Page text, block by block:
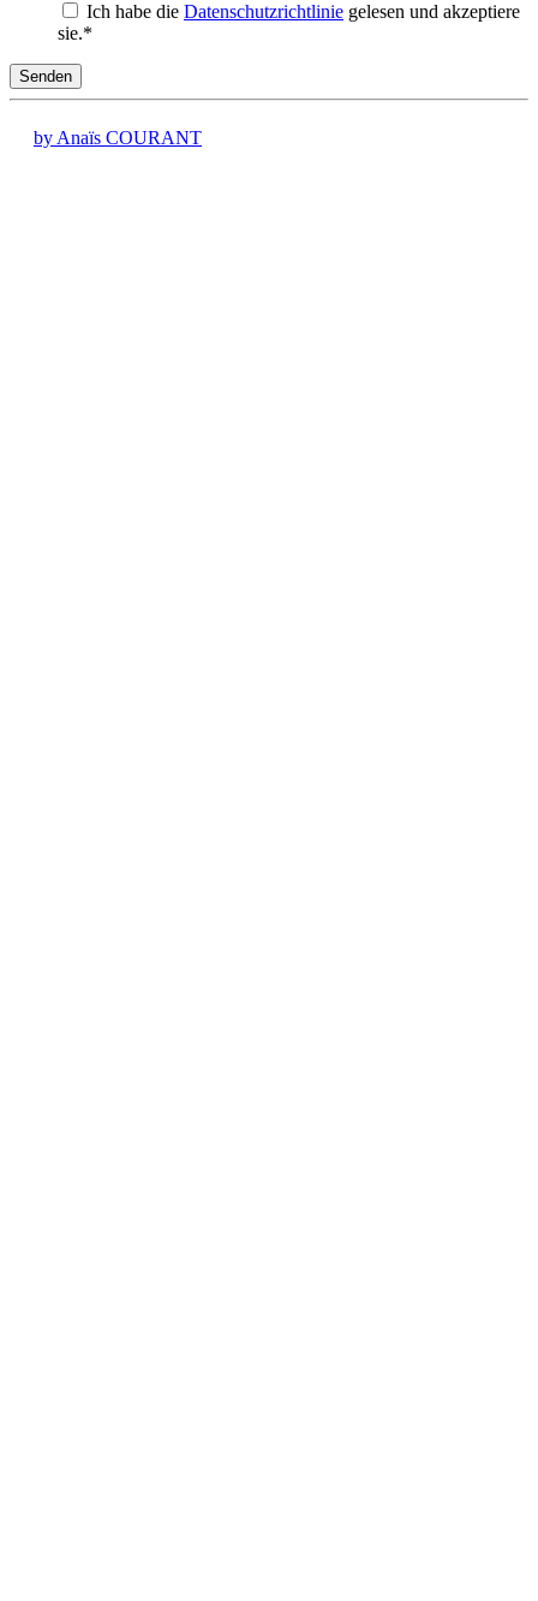
Ich habe die Datenschutzrichtlinie gelesen und akzeptiere
sie.*
Senden
by Anaïs COURANT